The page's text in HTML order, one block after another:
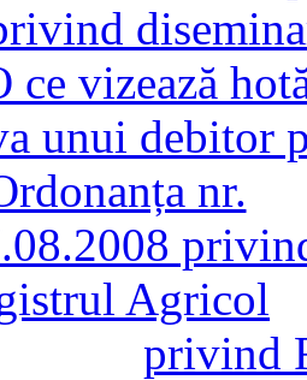
ce vizează
unui debitor
privind